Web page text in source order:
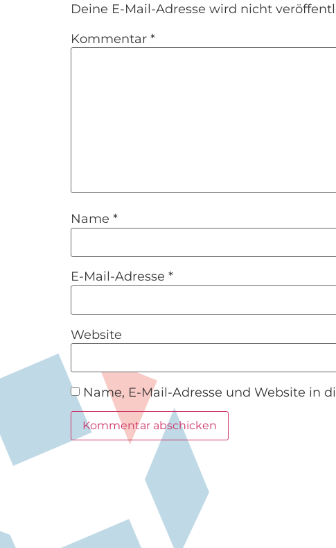
Deine E-Mail-Adresse wird nicht
Kommentar *
Name *
E-Mail-Adresse *
Website
Name, E-Mail-Adresse und Website in